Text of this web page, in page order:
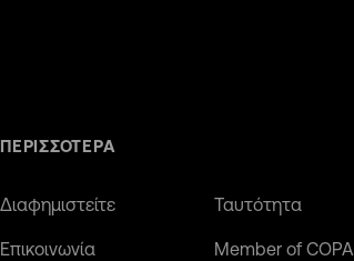
ΠΕΡΙΣΣΟΤΕΡΑ
Διαφημιστείτε Ταυτότητα
Επικοινωνία Member of COPA